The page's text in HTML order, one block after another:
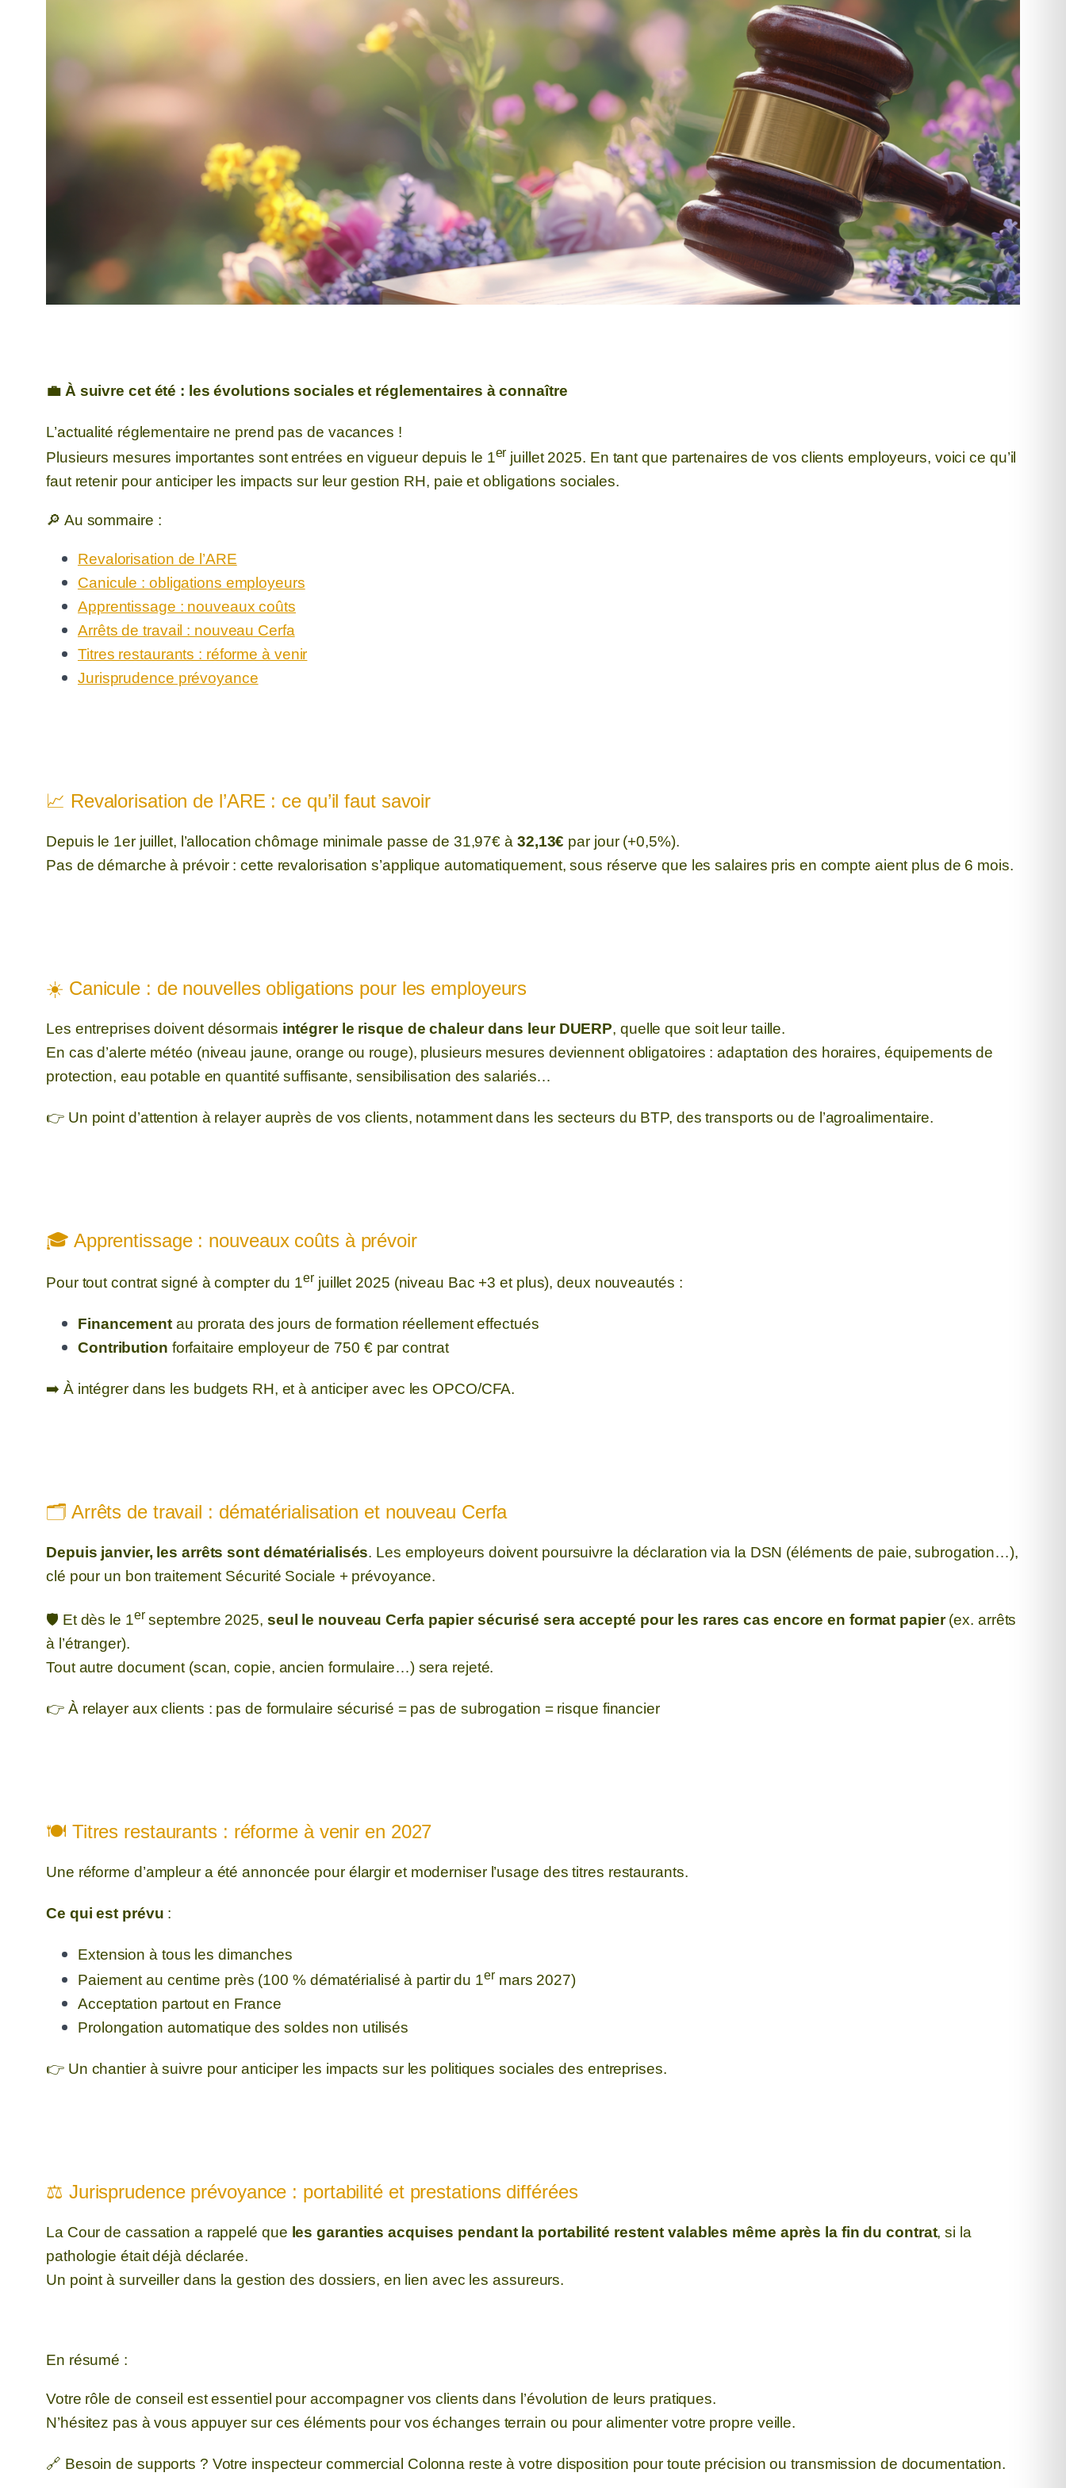
💼 À suivre cet été : les évolutions sociales et réglementaires à connaître
L’actualité réglementaire ne prend pas de vacances !
Plusieurs mesures importantes sont entrées en vigueur depuis le 1er juillet 2025. En tant que partenaires de vos clients employeurs, voici ce qu’il
faut retenir pour anticiper les impacts sur leur gestion RH, paie et obligations sociales.
🔎 Au sommaire :
Revalorisation de l’ARE
Canicule : obligations employeurs
Apprentissage : nouveaux coûts
Arrêts de travail : nouveau Cerfa
Titres restaurants : réforme à venir
Jurisprudence prévoyance
📈 Revalorisation de l’ARE : ce qu’il faut savoir
Depuis le 1er juillet, l’allocation chômage minimale passe de 31,97€ à 32,13€ par jour (+0,5%).
Pas de démarche à prévoir : cette revalorisation s’applique automatiquement, sous réserve que les salaires pris en compte aient plus de 6 mois.
☀️ Canicule : de nouvelles obligations pour les employeurs
Les entreprises doivent désormais intégrer le risque de chaleur dans leur DUERP, quelle que soit leur taille.
En cas d’alerte météo (niveau jaune, orange ou rouge), plusieurs mesures deviennent obligatoires : adaptation des horaires, équipements de
protection, eau potable en quantité suffisante, sensibilisation des salariés…
👉 Un point d’attention à relayer auprès de vos clients, notamment dans les secteurs du BTP, des transports ou de l’agroalimentaire.
🎓 Apprentissage : nouveaux coûts à prévoir
Pour tout contrat signé à compter du 1er juillet 2025 (niveau Bac +3 et plus), deux nouveautés :
Financementau prorata des jours de formation réellement effectués
Contribution forfaitaire employeur de 750 € par contrat
➡️ À intégrer dans les budgets RH, et à anticiper avec les OPCO/CFA.
🗂️ Arrêts de travail : dématérialisation et nouveau Cerfa
Depuis janvier, les arrêts sont dématérialisés. Les employeurs doivent poursuivre la déclaration via la DSN (éléments de paie, subrogation…),
clé pour un bon traitement Sécurité Sociale + prévoyance.
🛡️ Et dès le 1erseptembre 2025, seul le nouveau Cerfa papier sécurisé sera accepté pour les rares cas encore en format papier(ex. arrêts
à l’étranger).
Tout autre document (scan, copie, ancien formulaire…) sera rejeté.
👉 À relayer aux clients : pas de formulaire sécurisé = pas de subrogation = risque financier
🍽️ Titres restaurants : réforme à venir en 2027
Une réforme d’ampleur a été annoncée pour élargir et moderniser l’usage des titres restaurants.
Ce qui est prévu :
Extension à tous les dimanches
Paiement au centime près (100 % dématérialisé à partir du 1er mars 2027)
Acceptation partout en France
Prolongation automatique des soldes non utilisés
👉 Un chantier à suivre pour anticiper les impacts sur les politiques sociales des entreprises.
⚖️ Jurisprudence prévoyance : portabilité et prestations différées
La Cour de cassation a rappelé que les garanties acquises pendant la portabilité restent valables même après la fin du contrat, si la
pathologie était déjà déclarée.
Un point à surveiller dans la gestion des dossiers, en lien avec les assureurs.
En résumé :
Votre rôle de conseil est essentiel pour accompagner vos clients dans l’évolution de leurs pratiques.
N’hésitez pas à vous appuyer sur ces éléments pour vos échanges terrain ou pour alimenter votre propre veille.
🔗 Besoin de supports ? Votre inspecteur commercial Colonna reste à votre disposition pour toute précision ou transmission de documentation.